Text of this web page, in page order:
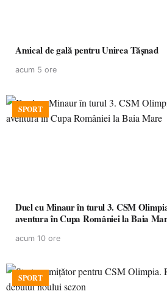
Amical de gală pentru Unirea Tășnad
acum 5 ore
SPORT
Duel cu Minaur în turul 3. CSM
aventura în Cupa României la Baia
acum 10 ore
SPORT